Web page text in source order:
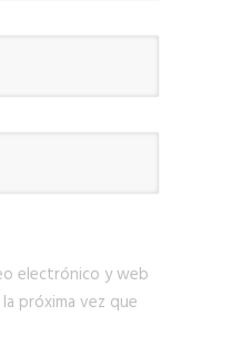
electrónico y web
próxima vez que